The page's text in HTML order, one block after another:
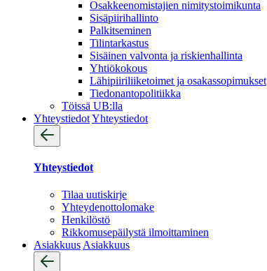
Osakkeenomistajien nimitystoimikunta
Sisäpiirihallinto
Palkitseminen
Tilintarkastus
Sisäinen valvonta ja riskienhallinta
Yhtiökokous
Lähipiiriliiketoimet ja osakassopimukset
Tiedonantopolitiikka
Töissä UB:lla
YhteystiedotYhteystiedot
Yhteystiedot
Tilaa uutiskirje
Yhteydenotto­lomake
Henkilöstö
Rikkomusepäilystä ilmoittaminen
Asiakkuus Asiakkuus